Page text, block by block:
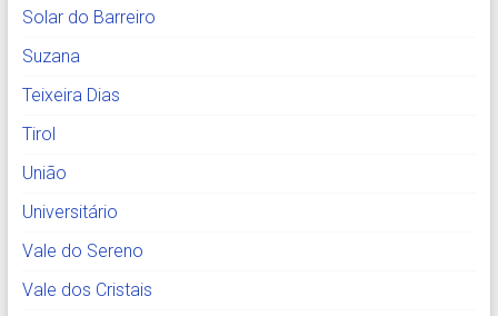
Solar do Barreiro
Suzana
Teixeira Dias
Tirol
União
Universitário
Vale do Sereno
Vale dos Cristais